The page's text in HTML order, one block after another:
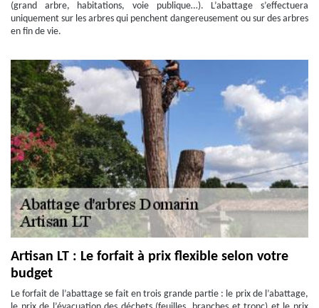
(grand arbre, habitations, voie publique…). L’abattage s’effectuera
uniquement sur les arbres qui penchent dangereusement ou sur des arbres
en fin de vie.
Artisan LT : Le forfait à prix flexible selon votre
budget
Le forfait de l’abattage se fait en trois grande partie : le prix de l’abattage,